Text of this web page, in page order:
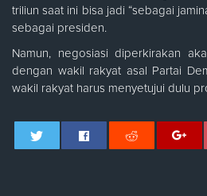
triliun saat ini bisa jadi “sebagai
sebagai presiden.
Namun, negosiasi diperkirakan
dengan wakil rakyat asal Partai
wakil rakyat harus menyetujui dulu